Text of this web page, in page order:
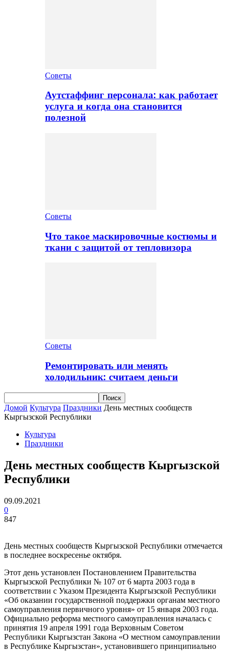
Советы
Аутстаффинг персонала: как работает
услуга и когда она становится
полезной
Советы
Что такое маскировочные костюмы и
ткани с защитой от тепловизора
Советы
Ремонтировать или менять
холодильник: считаем деньги
Домой Культура Праздники День местных сообществ
Кыргызской Республики
Культура
Праздники
День местных сообществ Кыргызской
Республики
09.09.2021
0
847
День местных сообществ Кыргызской Республики отмечается
в последнее воскресенье октября.
Этот день установлен Постановлением Правительства
Кыргызской Республики № 107 от 6 марта 2003 года в
соответствии с Указом Президента Кыргызской Республики
«Об оказании государственной поддержки органам местного
самоуправления первичного уровня» от 15 января 2003 года.
Официально реформа местного самоуправления началась с
принятия 19 апреля 1991 года Верховным Советом
Республики Кыргызстан Закона «О местном самоуправлении
в Республике Кыргызстан», установившего принципиально